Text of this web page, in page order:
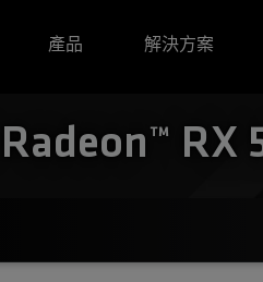
產品
解決方案
RX